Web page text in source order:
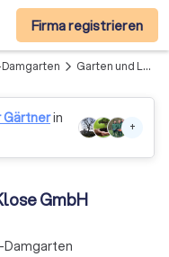
Firma registrieren
arrow_forward_ios Garten und Landschaftsbau Klose GmbH
Gärtnerin
+
GmbH
Damgarten